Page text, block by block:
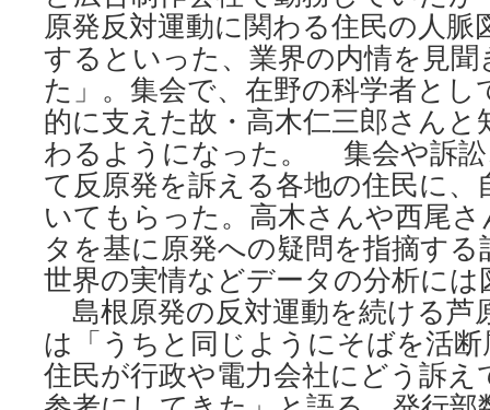
原発反対運動に関わる住民の人脈
するといった、業界の内情を見
た」。集会で、在野の科学者とし
的に支えた故・高木仁三郎さんと
わるようになった。 集会や訴訟
て反原発を訴える各地の住民に
いてもらった。高木さんや西尾
タを基に原発への疑問を指摘す
世界の実情などデータの分析に
島根原発の反対運動を続ける芦
は「うちと同じようにそばを活
住民が行政や電力会社にどう訴